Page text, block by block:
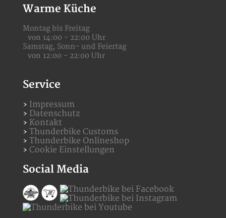
Warme Küche
Montag bis Freitag
von 14:00 - 22:00 Uhr
Samstag, Sonn- und Feiertag
von 12:00 - 22:00 Uhr
Service
Impressum
Datenschutz
Kontakt
Thunderbike Customs
Thunderbike Onlineshop
Cookie Einstellungen
Social Media